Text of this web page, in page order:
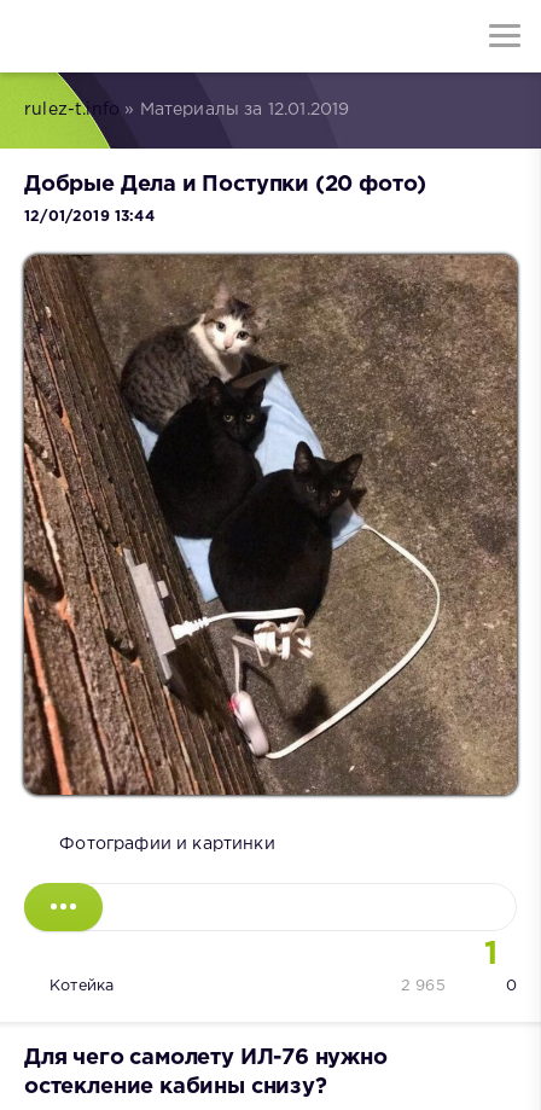
rulez-t.info » Материалы за 12.01.2019
Добрые Дела и Поступки (20 фото)
12/01/2019 13:44
Фотографии и картинки
1
Котейка 0
2 965
Для чего самолету ИЛ-76 нужно
остекление кабины снизу?